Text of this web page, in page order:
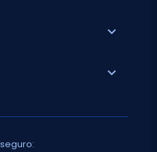
expand_more
expand_more